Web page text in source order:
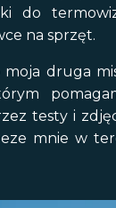
do
na sprzęt.
druga
testy i
mnie w